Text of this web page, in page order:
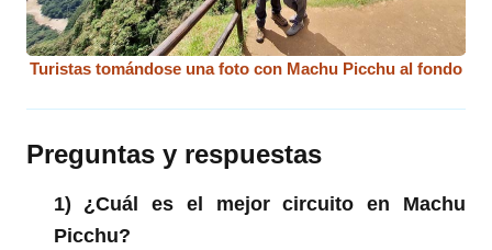
Turistas tomándose una foto con Machu Picchu al fondo
Preguntas y respuestas
1) ¿Cuál es el mejor circuito en Machu
Picchu?